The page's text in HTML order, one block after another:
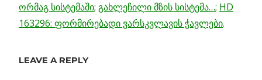
ორმაგ სისტემაში; გახლეჩილი მზის სისტემა…; HD
163296: ფორმირებადი ვარსკვლავის ჭავლები.
Previous
LEAVE A REPLY